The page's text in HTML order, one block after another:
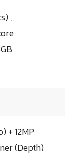
,
+ 12MP
(Depth)